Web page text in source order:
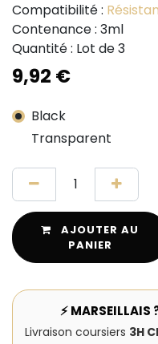
Compatibilité :
Contenance : 3ml
Quantité : Lot de 3
9,92 €
Black
Transparent
AJOUTER AU
PANIER
⚡ MARSEILLAIS
Livraison coursiers 3H